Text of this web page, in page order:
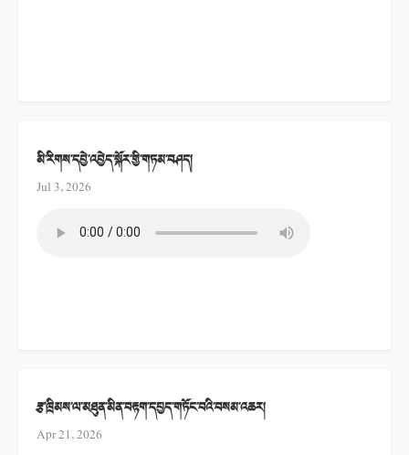
མི་རིགས་དབྱེ་འབྱེད་སྐོར་གྱི་གཏམ་བཤད།
Jul 3, 2026
རྩ་ཁྲིམས་ལ་མཐུན་མིན་བརྟག་དཔྱད་གཏོང་བའི་བསམ་འཆར།
Apr 21, 2026